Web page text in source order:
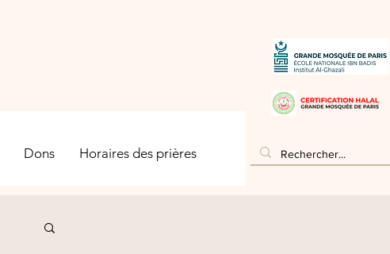
Dons Horaires des prières